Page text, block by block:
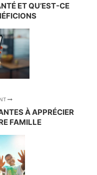
ET QU’EST-CE
À APPRÉCIER
FAMILLE